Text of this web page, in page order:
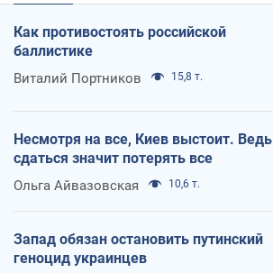
Как противостоять российской
баллистике
Виталий Портников 15,8 т.
Несмотря на все, Киев выстоит. Ведь
сдаться значит потерять все
Ольга Айвазовская 10,6 т.
Запад обязан остановить путинский
геноцид украинцев